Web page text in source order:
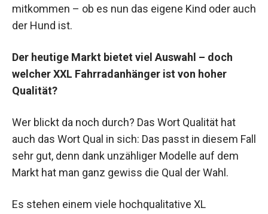
mitkommen – ob es nun das eigene Kind oder auch
der Hund ist.
Der heutige Markt bietet viel Auswahl – doch
welcher XXL Fahrradanhänger ist von hoher
Qualität?
Wer blickt da noch durch? Das Wort Qualität hat
auch das Wort Qual in sich: Das passt in diesem Fall
sehr gut, denn dank unzähliger Modelle auf dem
Markt hat man ganz gewiss die Qual der Wahl.
Es stehen einem viele hochqualitative XL